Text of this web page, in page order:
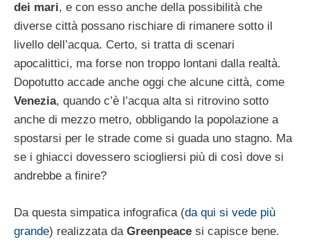
dei mari, e con esso anche della possibilità che
diverse città possano rischiare di rimanere sotto il
livello dell’acqua. Certo, si tratta di scenari
apocalittici, ma forse non troppo lontani dalla realtà.
Dopotutto accade anche oggi che alcune città, come
Venezia, quando c’è l’acqua alta si ritrovino sotto
anche di mezzo metro, obbligando la popolazione a
spostarsi per le strade come si guada uno stagno. Ma
se i ghiacci dovessero sciogliersi più di così dove si
andrebbe a finire?
Da questa simpatica infografica (da qui si vede più
grande) realizzata da Greenpeace si capisce bene.